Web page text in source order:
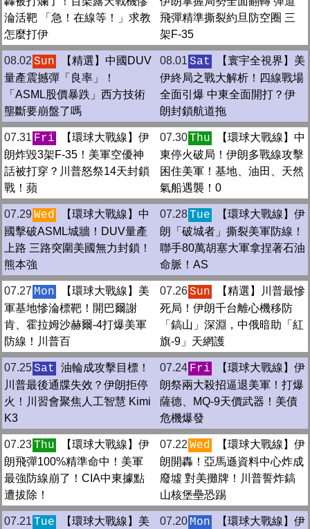
淪活靶 「急！在線等！」求教
怎麼打伊
飛彈精準撕裂約旦防空圈 三
架F-35
08.02 Sun
【精選】中國DUV
量產震撼彈「良率」！
「ASML股價暴跌」西方技術
壟斷要崩盤了嗎
08.01 Sat
【寰宇全視界】美
伊終局之戰大解析！四線戰場
全面引爆 中東全面開打？伊
朗封鎖航道拖
07.31 Fri
【環球大戰線】伊
朗炸毀3架F-35！美軍空優神
話被打穿？川普怒祭14天封鎖
戰！蘋
07.30Thu
【環球大戰線】中
東停火破局！伊朗多戰線攻擊
困住美軍！基地、油田、天然
氣船遇襲！0
07.29Wed
【環球大戰線】中
國擊破ASML城牆！DUV量產
上路 三路突圍美國無力封鎖！
熊本強
07.28Tue
【環球大戰線】伊
朗「破城者」撕裂美軍防線！
聯手80萬胡塞大軍拿捏著石油
命脈！AS
07.27 Mon
【環球大戰線】美
軍基地慘淪標靶！開巴爾謝
肯、霍拉姆沙赫爾-4打爆美軍
防線！川普百
07.26Sun
【精選】川普最慘
死局！伊朗千台離心機移防
「鎬山」深淵，中俄暗助「紅
旗-9」天網護
07.25Sat
油輪成攻擊目標！
川普最後通牒失效？伊朗拒停
火！川習會聚焦人工智慧 Kimi
K3
07.24 Fri
【環球大戰線】伊
朗祭兩大殺招逼退美軍！打爆
薩德、MQ-9天價武器！美債
危機爆發
07.23Thu
【環球大戰線】伊
朗飛彈100%精準命中！美軍
最強防線崩了！CIA中東據點
遭拔除！
07.22 Wed
【環球大戰線】伊
朗開轟！亞馬遜資料中心炸成
廢墟 對美攤牌！川普誓炸鎬
山核堡壘恐踢
07.21 Tue
【環球大戰線】美
07.20 Mon
【環球大戰線】伊